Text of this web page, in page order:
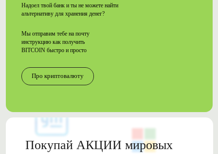
Надоел твой банк и ты не можете найти
альтернативу для хранения денег?
Мы отправим тебе на почту
инструкцию как получить
BITCOIN быстро и просто
Про криптовалюту
Покупай АКЦИИ мировых